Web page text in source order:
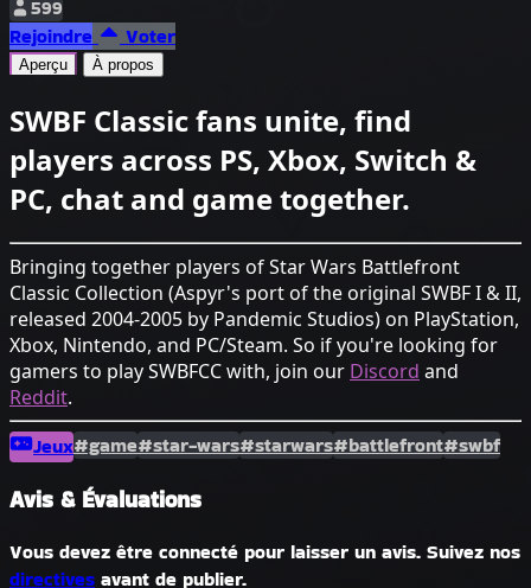
599
Rejoindre
Voter
Aperçu À propos
SWBF Classic fans unite, find
players across PS, Xbox, Switch &
PC, chat and game together.
Bringing together players of Star Wars Battlefront
Classic Collection (Aspyr's port of the original SWBF I & II,
released 2004-2005 by Pandemic Studios) on PlayStation,
Xbox, Nintendo, and PC/Steam. So if you're looking for
gamers to play SWBFCC with, join our Discord and
Reddit.
Jeux#game#star-wars#starwars#battlefront#swbf
Avis & Évaluations
Vous devez être connecté pour laisser un avis. Suivez nos
directives avant de publier.